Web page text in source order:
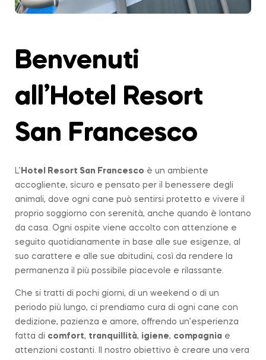
Benvenuti
all’Hotel Resort
San Francesco
L’ Hotel Resort San Francesco è un ambiente
accogliente, sicuro e pensato per il benessere degli
animali, dove ogni cane può sentirsi protetto e vivere il
proprio soggiorno con serenità, anche quando è lontano
da casa. Ogni ospite viene accolto con attenzione e
seguito quotidianamente in base alle sue esigenze, al
suo carattere e alle sue abitudini, così da rendere la
permanenza il più possibile piacevole e rilassante.
Che si tratti di pochi giorni, di un weekend o di un
periodo più lungo, ci prendiamo cura di ogni cane con
dedizione, pazienza e amore, offrendo un’esperienza
fatta di comfort, tranquillità, igiene, compagnia e
attenzioni costanti. Il nostro obiettivo è creare una vera